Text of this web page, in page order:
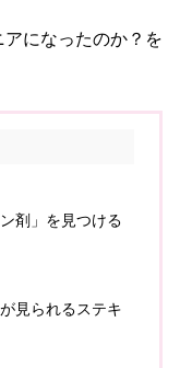
になったのか？を
剤」を見つける
見られるステキ